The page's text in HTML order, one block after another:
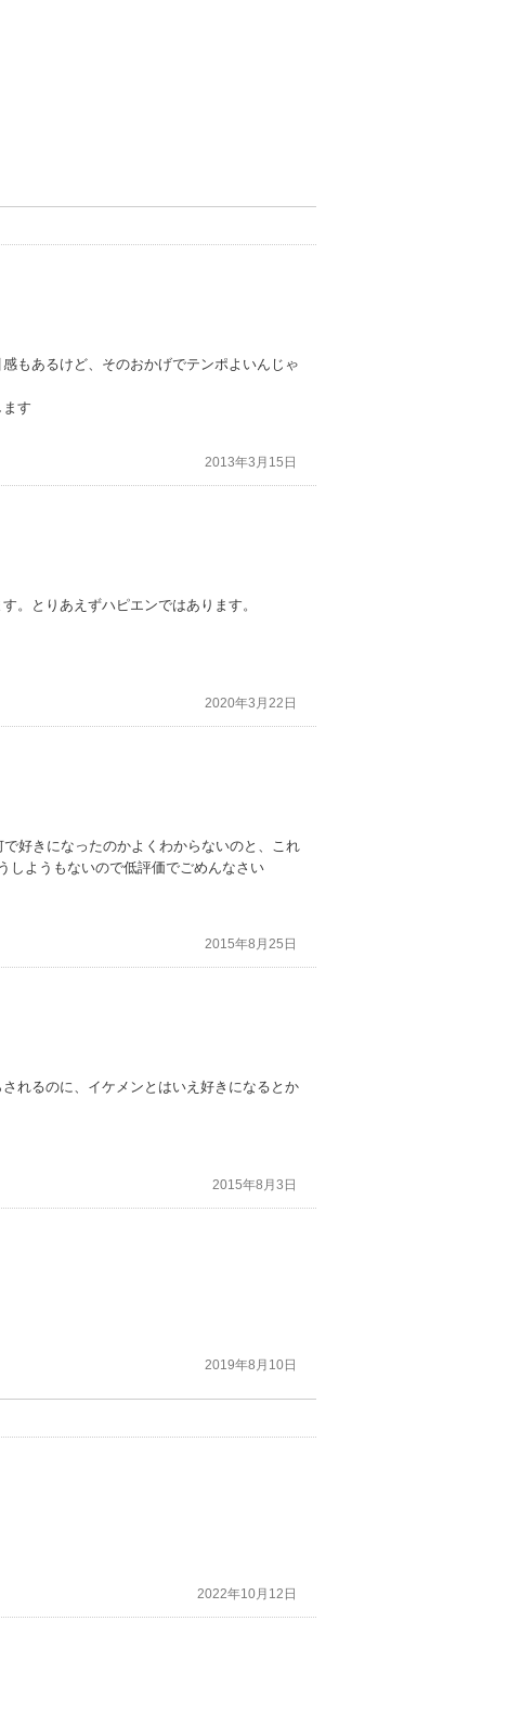
もあるけど、そのおかげでテンポよいんじゃ
す
2013年3月15日
。とりあえずハピエンではあります。
2020年3月22日
好きになったのかよくわからないのと、これ
しようもないので低評価でごめんなさい
2015年8月25日
れるのに、イケメンとはいえ好きになるとか
2015年8月3日
2019年8月10日
2022年10月12日